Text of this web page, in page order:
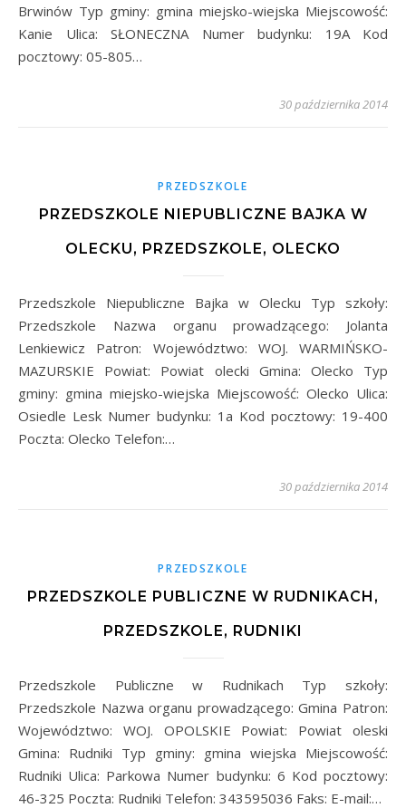
Brwinów Typ gminy: gmina miejsko-wiejska Miejscowość:
Kanie Ulica: SŁONECZNA Numer budynku: 19A Kod
pocztowy: 05-805…
30 października 2014
PRZEDSZKOLE
PRZEDSZKOLE NIEPUBLICZNE BAJKA W
OLECKU, PRZEDSZKOLE, OLECKO
Przedszkole Niepubliczne Bajka w Olecku Typ szkoły:
Przedszkole Nazwa organu prowadzącego: Jolanta
Lenkiewicz Patron: Województwo: WOJ. WARMIŃSKO-
MAZURSKIE Powiat: Powiat olecki Gmina: Olecko Typ
gminy: gmina miejsko-wiejska Miejscowość: Olecko Ulica:
Osiedle Lesk Numer budynku: 1a Kod pocztowy: 19-400
Poczta: Olecko Telefon:…
30 października 2014
PRZEDSZKOLE
PRZEDSZKOLE PUBLICZNE W RUDNIKACH,
PRZEDSZKOLE, RUDNIKI
Przedszkole Publiczne w Rudnikach Typ szkoły:
Przedszkole Nazwa organu prowadzącego: Gmina Patron:
Województwo: WOJ. OPOLSKIE Powiat: Powiat oleski
Gmina: Rudniki Typ gminy: gmina wiejska Miejscowość:
Rudniki Ulica: Parkowa Numer budynku: 6 Kod pocztowy:
46-325 Poczta: Rudniki Telefon: 343595036 Faks: E-mail:…